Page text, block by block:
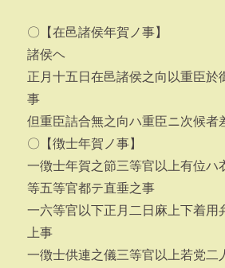
〇【在邑諸侯年賀ノ事】
諸侯ヘ
正月十五日在邑諸侯之向以重臣於
事
但重臣詰合無之向ハ重臣ニ次候者
〇【徴士年賀ノ事】
一徴士年賀之節三等官以上有位ハ
等五等官都テ直垂之事
一六等官以下正月二日麻上下着用
上事
一徴士供連之儀三等官以上若党二